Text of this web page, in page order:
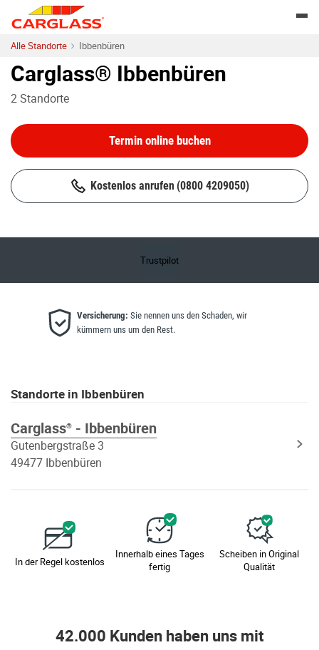
Skip to content
Return to Nav
Alle Standorte Ibbenbüren
Carglass® Ibbenbüren
2Standorte
Termin online buchen
Kostenlos anrufen (0800 4209050)
Trustpilot
Versicherung: Sie nennen uns den Schaden, wir
kümmern uns um den Rest.
Standorte in Ibbenbüren
Carglass® - Ibbenbüren
Gutenbergstraße 3
49477 Ibbenbüren
In der Regel kostenlos
Innerhalb eines Tages
fertig
Scheiben in Original
Qualität
42.000 Kunden haben uns mit